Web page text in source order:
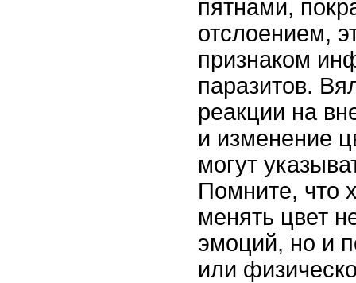
пятнами,
отслоением,
признаком
паразитов.
реакции на
и изменение
могут
Помните, что
менять цвет
эмоций, но и
или